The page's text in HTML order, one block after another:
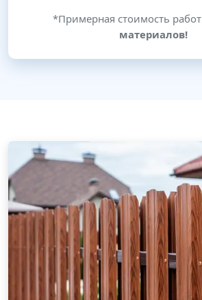
*Примерная стоимость работ
материалов!